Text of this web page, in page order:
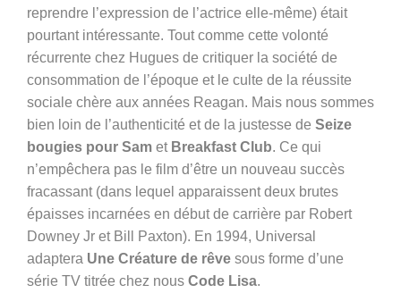
reprendre l’expression de l’actrice elle-même) était
pourtant intéressante. Tout comme cette volonté
récurrente chez Hugues de critiquer la société de
consommation de l’époque et le culte de la réussite
sociale chère aux années Reagan. Mais nous sommes
bien loin de l’authenticité et de la justesse de Seize
bougies pour Sam et Breakfast Club. Ce qui
n’empêchera pas le film d’être un nouveau succès
fracassant (dans lequel apparaissent deux brutes
épaisses incarnées en début de carrière par Robert
Downey Jr et Bill Paxton). En 1994, Universal
adaptera Une Créature de rêve sous forme d’une
série TV titrée chez nous Code Lisa.